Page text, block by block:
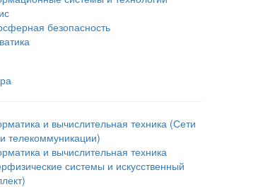
безопасность
и вычислительная техника (Сети
телекоммуникации)
и вычислительная техника
системы и искусственный